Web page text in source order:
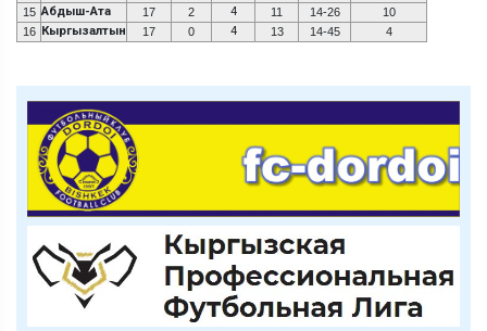
15 Абдыш-Ата 17 2 4 11 14-26
10
16 Кыргызалтын 17 0 4 13 14-45 4